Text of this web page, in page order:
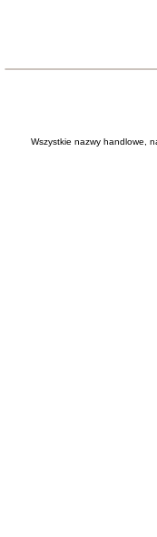
Wszystkie nazwy handlowe,